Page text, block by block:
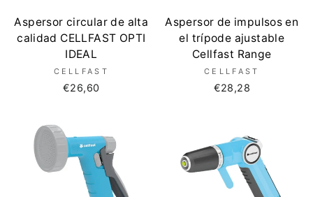
Aspersor circular de alta
calidad CELLFAST OPTI
IDEAL
CELLFAST
€26,60
Aspersor de impulsos en
el trípode ajustable
Cellfast Range
CELLFAST
€28,28